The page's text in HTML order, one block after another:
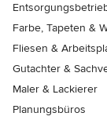
Farbe, Tapeten &
Fliesen &
Gutachter &
Maler & Lackierer
Planungsbüros